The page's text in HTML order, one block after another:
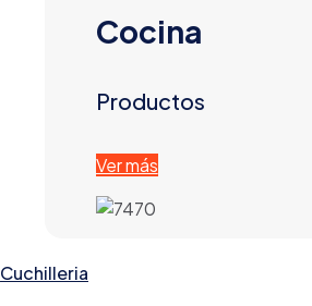
Cocina
Productos
Ver más
Cuchilleria